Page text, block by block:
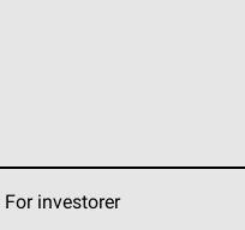
For investorer